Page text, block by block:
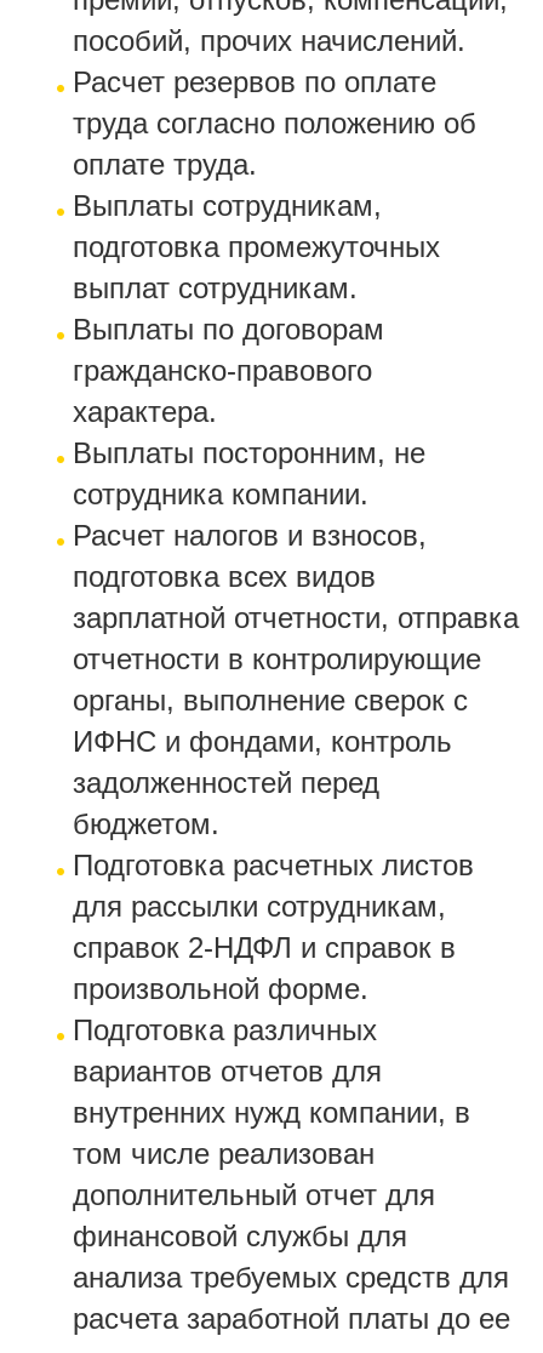
пособий, прочих начислений.
Расчет резервов по оплате
труда согласно положению об
оплате труда.
Выплаты сотрудникам,
подготовка промежуточных
выплат сотрудникам.
Выплаты по договорам
гражданско-правового
характера.
Выплаты посторонним, не
сотрудника компании.
Расчет налогов и взносов,
подготовка всех видов
зарплатной отчетности, отправка
отчетности в контролирующие
органы, выполнение сверок с
ИФНС и фондами, контроль
задолженностей перед
бюджетом.
Подготовка расчетных листов
для рассылки сотрудникам,
справок 2-НДФЛ и справок в
произвольной форме.
Подготовка различных
вариантов отчетов для
внутренних нужд компании, в
том числе реализован
дополнительный отчет для
финансовой службы для
анализа требуемых средств для
расчета заработной платы до ее